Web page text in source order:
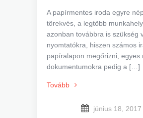
A papírmentes iroda egyre
törekvés, a legtöbb
azonban továbbra is szükség
nyomtatókra, hiszen számos
papíralapon megőrizni, egyes
dokumentumokra pedig a […]
Tovább
június 18, 2017